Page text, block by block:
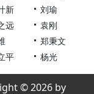
新
刘瑜
远
袁刚
郑秉文
平 杨光
© 2026 by